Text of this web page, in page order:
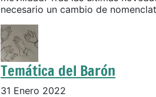
necesario un cambio de
Temática del Barón
31 Enero 2022